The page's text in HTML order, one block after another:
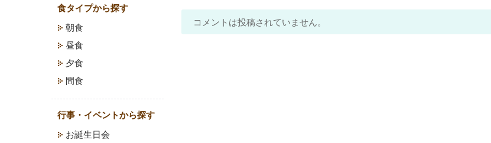
コメントは投稿されていません。
食タイプから探す
朝食
昼食
夕食
間食
行事・イベントから探す
お誕生日会